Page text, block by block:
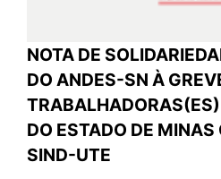
NOTA DE
DO ANDES-SN À
DO ESTADO DE MINAS
SIND-UTE